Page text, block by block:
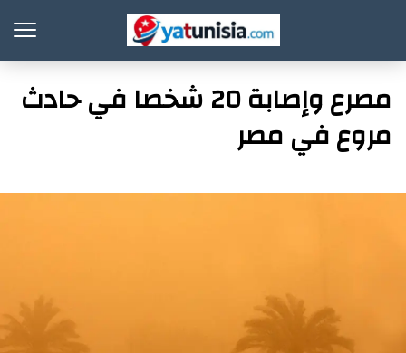
مصرع وإصابة 20 شخصا في حادث
مروع في مصر